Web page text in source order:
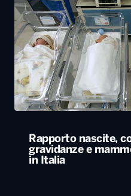
Rapporto nascite,
gravidanze e
in Italia